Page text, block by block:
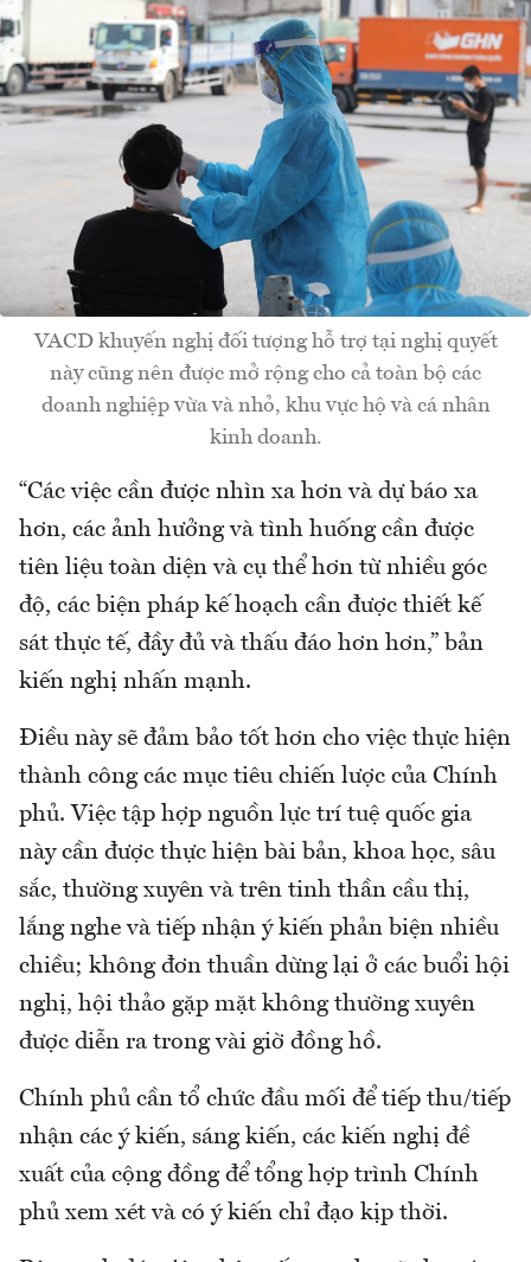
VACD khuyến nghị đối tượng hỗ trợ tại nghị quyết
này cũng nên được mở rộng cho cả toàn bộ các
doanh nghiệp vừa và nhỏ, khu vực hộ và cá nhân
kinh doanh.
“Các việc cần được nhìn xa hơn và dự báo xa
hơn, các ảnh hưởng và tình huống cần được
tiên liệu toàn diện và cụ thể hơn từ nhiều góc
độ, các biện pháp kế hoạch cần được thiết kế
sát thực tế, đầy đủ và thấu đáo hơn hơn,” bản
kiến nghị nhấn mạnh.
Điều này sẽ đảm bảo tốt hơn cho việc thực hiện
thành công các mục tiêu chiến lược của Chính
phủ. Việc tập hợp nguồn lực trí tuệ quốc gia
này cần được thực hiện bài bản, khoa học, sâu
sắc, thường xuyên và trên tinh thần cầu thị,
lắng nghe và tiếp nhận ý kiến phản biện nhiều
chiều; không đơn thuần dừng lại ở các buổi hội
nghị, hội thảo gặp mặt không thường xuyên
được diễn ra trong vài giờ đồng hồ.
Chính phủ cần tổ chức đầu mối để tiếp thu/tiếp
nhận các ý kiến, sáng kiến, các kiến nghị đề
xuất của cộng đồng để tổng hợp trình Chính
phủ xem xét và có ý kiến chỉ đạo kịp thời.